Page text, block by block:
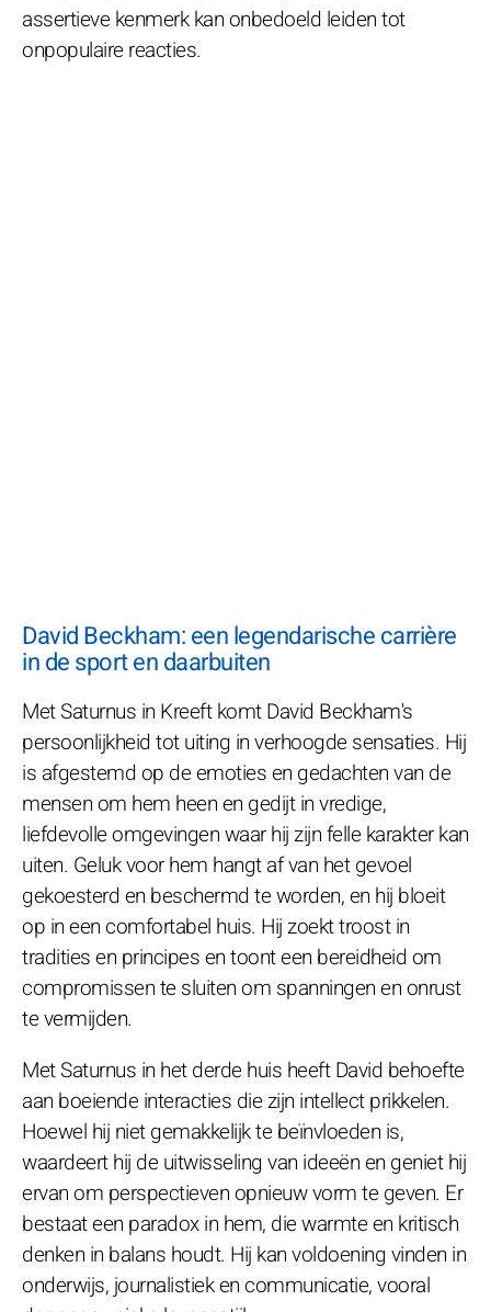
assertieve kenmerk kan onbedoeld leiden tot
onpopulaire reacties.
David Beckham: een legendarische carrière
in de sport en daarbuiten
Met Saturnus in Kreeft komt David Beckham's
persoonlijkheid tot uiting in verhoogde sensaties. Hij
is afgestemd op de emoties en gedachten van de
mensen om hem heen en gedijt in vredige,
liefdevolle omgevingen waar hij zijn felle karakter kan
uiten. Geluk voor hem hangt af van het gevoel
gekoesterd en beschermd te worden, en hij bloeit
op in een comfortabel huis. Hij zoekt troost in
tradities en principes en toont een bereidheid om
compromissen te sluiten om spanningen en onrust
te vermijden.
Met Saturnus in het derde huis heeft David behoefte
aan boeiende interacties die zijn intellect prikkelen.
Hoewel hij niet gemakkelijk te beïnvloeden is,
waardeert hij de uitwisseling van ideeën en geniet hij
ervan om perspectieven opnieuw vorm te geven. Er
bestaat een paradox in hem, die warmte en kritisch
denken in balans houdt. Hij kan voldoening vinden in
onderwijs, journalistiek en communicatie, vooral